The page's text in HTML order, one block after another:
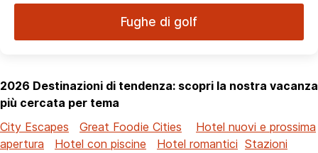
Fughe di golf
2026 Destinazioni di tendenza: scopri la nostra vacanza
più cercata per tema
City Escapes
Great Foodie Cities
Hotel nuovi e prossima
apertura
Hotel con piscine Hotel romantici Stazioni